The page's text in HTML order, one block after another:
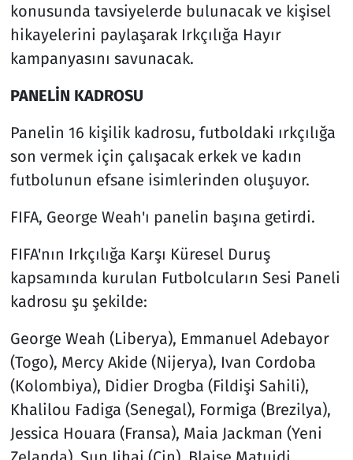
konusunda tavsiyelerde bulunacak ve kişisel
hikayelerini paylaşarak Irkçılığa Hayır
kampanyasını savunacak.
PANELİN KADROSU
Panelin 16 kişilik kadrosu, futboldaki ırkçılığa
son vermek için çalışacak erkek ve kadın
futbolunun efsane isimlerinden oluşuyor.
FIFA, George Weah'ı panelin başına getirdi.
FIFA'nın Irkçılığa Karşı Küresel Duruş
kapsamında kurulan Futbolcuların Sesi Paneli
kadrosu şu şekilde:
George Weah (Liberya), Emmanuel Adebayor
(Togo), Mercy Akide (Nijerya), Ivan Cordoba
(Kolombiya), Didier Drogba (Fildişi Sahili),
Khalilou Fadiga (Senegal), Formiga (Brezilya),
Jessica Houara (Fransa), Maia Jackman (Yeni